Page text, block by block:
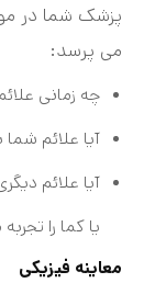
پزشک شما در
می پرسد:
چه زمانی
آیا علائم
آیا علائم
یا کما را
معاینه فیزیکی